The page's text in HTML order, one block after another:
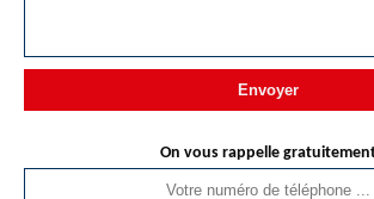
On vous rappelle